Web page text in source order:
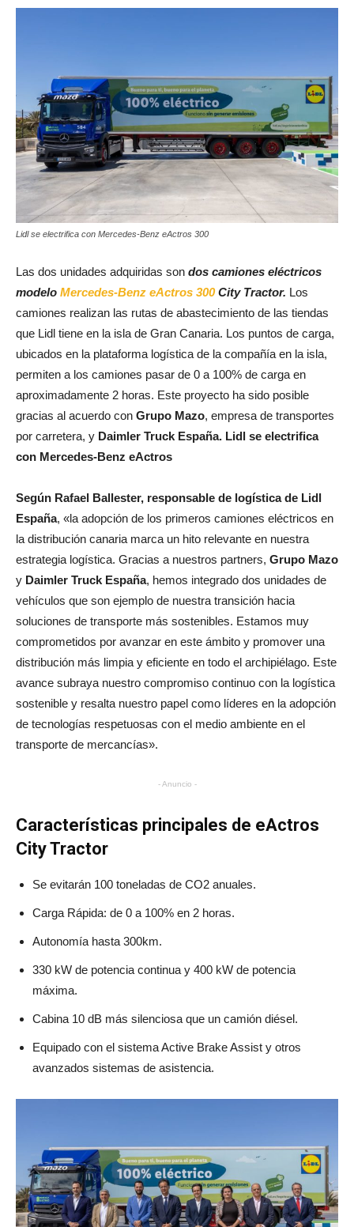
Lidl se electrifica con Mercedes-Benz eActros 300
Las dos unidades adquiridas son dos camiones eléctricos
modelo Mercedes-Benz eActros 300City Tractor. Los
camiones realizan las rutas de abastecimiento de las tiendas
que Lidl tiene en la isla de Gran Canaria. Los puntos de carga,
ubicados en la plataforma logística de la compañía en la isla,
permiten a los camiones pasar de 0 a 100% de carga en
aproximadamente 2 horas. Este proyecto ha sido posible
gracias al acuerdo con Grupo Mazo, empresa de transportes
por carretera, y Daimler Truck España. Lidl se electrifica
con Mercedes-Benz eActros
Según Rafael Ballester, responsable de logística de Lidl
España, «la adopción de los primeros camiones eléctricos en
la distribución canaria marca un hito relevante en nuestra
estrategia logística. Gracias a nuestros partners, Grupo Mazo
y Daimler Truck España, hemos integrado dos unidades de
vehículos que son ejemplo de nuestra transición hacia
soluciones de transporte más sostenibles. Estamos muy
comprometidos por avanzar en este ámbito y promover una
distribución más limpia y eficiente en todo el archipiélago. Este
avance subraya nuestro compromiso continuo con la logística
sostenible y resalta nuestro papel como líderes en la adopción
de tecnologías respetuosas con el medio ambiente en el
transporte de mercancías».
- Anuncio -
Características principales de eActros
City Tractor
Se evitarán 100 toneladas de CO2 anuales.
Carga Rápida: de 0 a 100% en 2 horas.
Autonomía hasta 300km.
330 kW de potencia continua y 400 kW de potencia
máxima.
Cabina 10 dB más silenciosa que un camión diésel.
Equipado con el sistema Active Brake Assist y otros
avanzados sistemas de asistencia.